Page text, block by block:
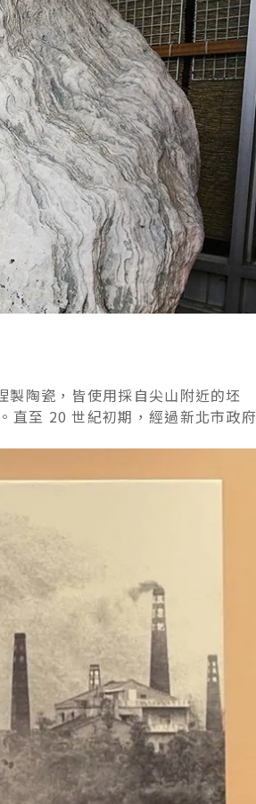
陶瓷，皆使用採自尖山附近的坯
直至 20 世紀初期，經過新北市政府